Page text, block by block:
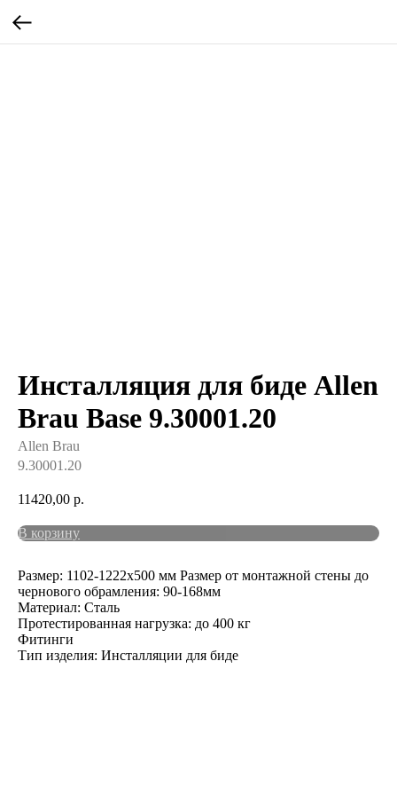
Инсталляция для биде Allen
Brau Base 9.30001.20
Allen Brau
9.30001.20
11420,00 р.
В корзину
Размер: 1102-1222х500 мм Размер от монтажной стены до
чернового обрамления: 90-168мм
Материал: Сталь
Протестированная нагрузка: до 400 кг
Фитинги
Тип изделия: Инсталляции для биде